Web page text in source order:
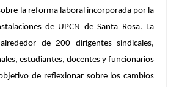
la reforma laboral incorporada por la
de UPCN de Santa Rosa. La
de 200 dirigentes sindicales,
estudiantes, docentes y funcionarios
de reflexionar sobre los cambios